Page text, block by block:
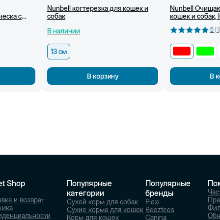
с
Nunbell когтерезка для кошек и
собак
В наличии
13 см
В корзину
Nunbell
кошек и собак,
5 (1)
В
Shop
и возврат
Популярные
категории
Сухой корм для собак
Сухие корма для кошек
Корм для кошек
Популярные
бренды
Flexi
Beeztees
Canina